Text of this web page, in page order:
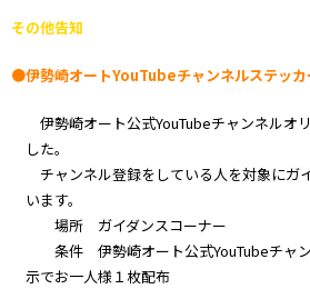
その他告知
●伊勢崎オートYouTubeチャンネルステッカ
伊勢崎オート公式YouTubeチャンネルオ
した。
チャンネル登録をしている人を対象にガ
います。
場所 ガイダンスコーナー
条件 伊勢崎オート公式YouTubeチャン
示でお一人様１枚配布